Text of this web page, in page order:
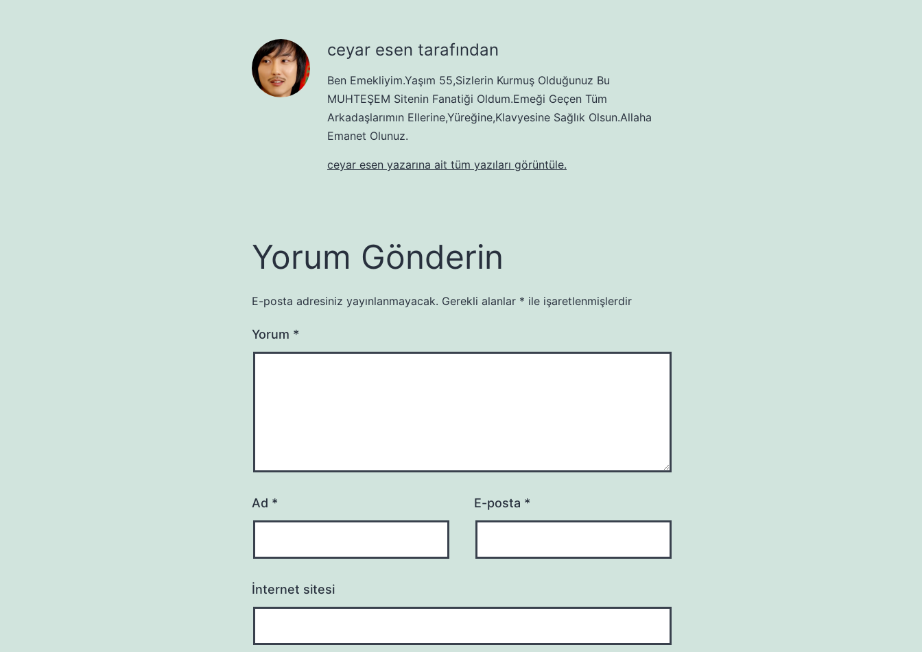
ceyar esen tarafından
Ben Emekliyim.Yaşım 55,Sizlerin Kurmuş Olduğunuz Bu
MUHTEŞEM Sitenin Fanatiği Oldum.Emeği Geçen Tüm
Arkadaşlarımın Ellerine,Yüreğine,Klavyesine Sağlık Olsun.Allaha
Emanet Olunuz.
ceyar esen yazarına ait tüm yazıları görüntüle.
Yorum Gönderin
E-posta adresiniz yayınlanmayacak. Gerekli alanlar * ile işaretlenmişlerdir
Yorum *
Ad * E-posta *
İnternet sitesi